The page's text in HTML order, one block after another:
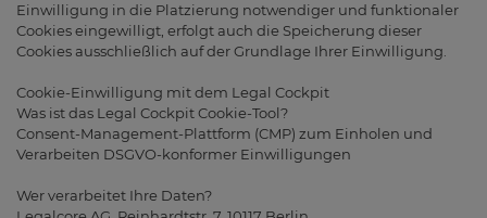
Einwilligung in die Platzierung notwendiger und funktionaler
Cookies eingewilligt, erfolgt auch die Speicherung dieser
Cookies ausschließlich auf der Grundlage Ihrer Einwilligung.
Cookie-Einwilligung mit dem Legal Cockpit
Was ist das Legal Cockpit Cookie-Tool?
Consent-Management-Plattform (CMP) zum Einholen und
Verarbeiten DSGVO-konformer Einwilligungen
Wer verarbeitet Ihre Daten?